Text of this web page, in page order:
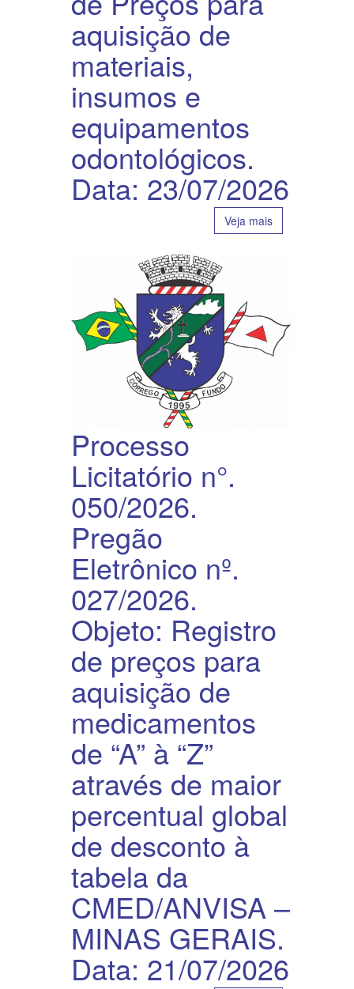
aquisição de
materiais,
insumos e
equipamentos
odontológicos.
Data: 23/07/2026
Veja mais
Processo
Licitatório n°.
050/2026.
Pregão
Eletrônico nº.
027/2026.
Objeto: Registro
de preços para
aquisição de
medicamentos
de “A” à “Z”
através de maior
percentual global
de desconto à
tabela da
CMED/ANVISA –
MINAS GERAIS.
Data: 21/07/2026